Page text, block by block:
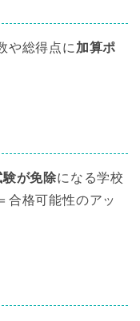
や総得点に 加算ポ
が免除になる学校
合格可能性のアッ